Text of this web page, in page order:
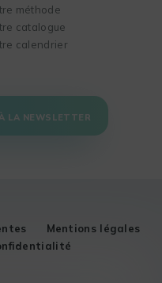
méthode
catalogue
calendrier
LA NEWSLETTER
Mentions légales